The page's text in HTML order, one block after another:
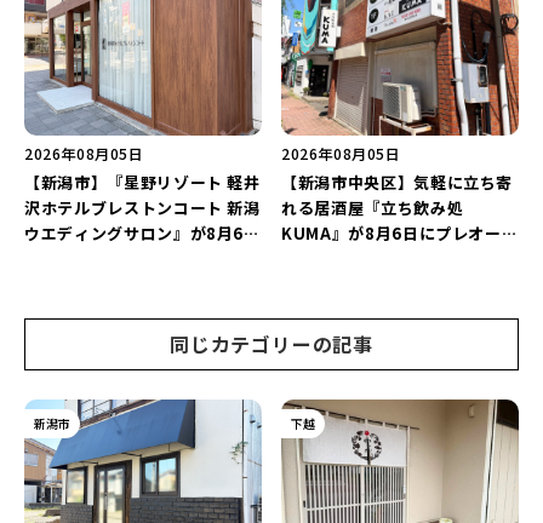
2026年08月05日
【新潟市】『星野リゾート 軽井
沢ホテルブレストンコート 新潟
ウエディングサロン』が8月6日
2026年08月05日
【新潟市中央区】気軽に立ち寄
れる居酒屋『立ち飲み処
KUMA』が8月6日にプレオープ
同じカテゴリーの記事
新潟市 下越